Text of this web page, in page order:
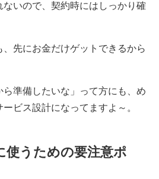
いので、契約時にはしっかり確
先にお金だけゲットできるから
ら準備したいな」って方にも、め
ビス設計になってますよ～。
使うための要注意ポ